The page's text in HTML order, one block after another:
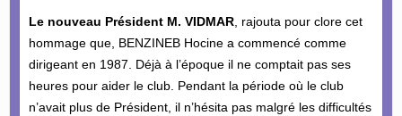
Le nouveau Président M. VIDMAR, rajouta pour clore cet
hommage que, BENZINEB Hocine a commencé comme
dirigeant en 1987. Déjà à l’époque il ne comptait pas ses
heures pour aider le club. Pendant la période où le club
n’avait plus de Président, il n’hésita pas malgré les difficultés